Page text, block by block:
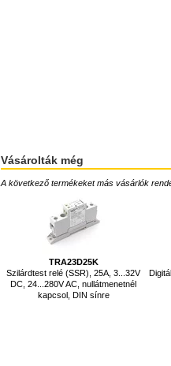
Vásárolták még
A következő termékeket más vásárlók
TRA23D25K
Szilárdtest relé (SSR), 25A, 3...32V
DC, 24...280V AC, nullátmenetnél
kapcsol, DIN sínre